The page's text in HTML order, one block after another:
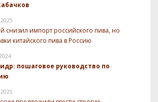
снизил импорт российского пива, но
китайского пива в Россию
пошаговое руководство по